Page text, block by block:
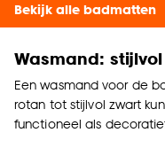
Bekijk alle badmatten
Wasmand:
Een wasmand voor de
rotan tot stijlvol zwart
functioneel als